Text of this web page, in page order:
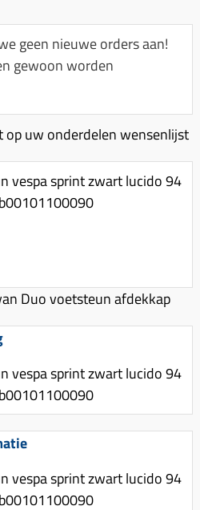
geen nieuwe orders aan!
gewoon worden
op uw onderdelen wensenlijst
vespa sprint zwart lucido 94
Duo voetsteun afdekkap
vespa sprint zwart lucido 94
vespa sprint zwart lucido 94